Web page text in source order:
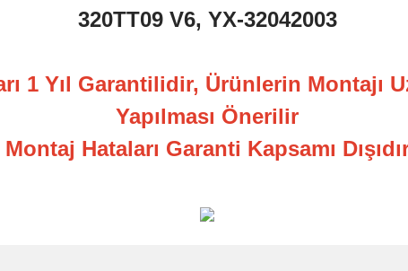
320TT09 V6, YX-32042003
1 Yıl Garantilidir, Ürünlerin Montajı
Yapılması Önerilir
Montaj Hataları Garanti Kapsamı